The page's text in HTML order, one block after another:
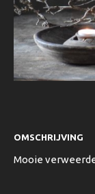
OMSCHRIJVING
Mooie